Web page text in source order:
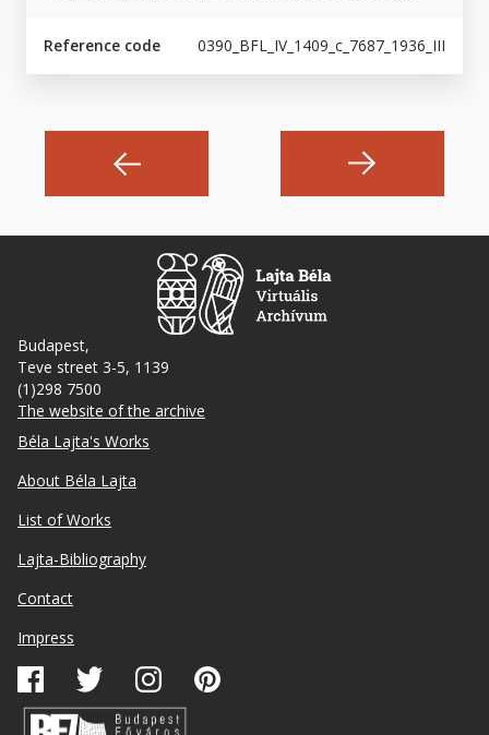
Reference code 0390_BFL_IV_1409_c_7687_1936_III
Budapest,
Teve street 3-5, 1139
(1)298 7500
The website of the archive
Footer
Béla Lajta's Works
About Béla Lajta
List of Works
Lajta-Bibliography
Lábléc
másodlagos
Contact
Impress
Közösségi
média